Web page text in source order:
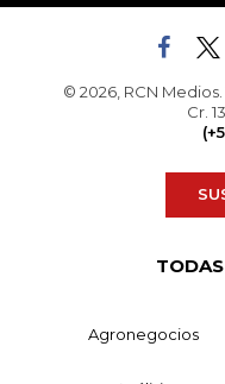
© 2026, RCN
Cr.
Agronegocios